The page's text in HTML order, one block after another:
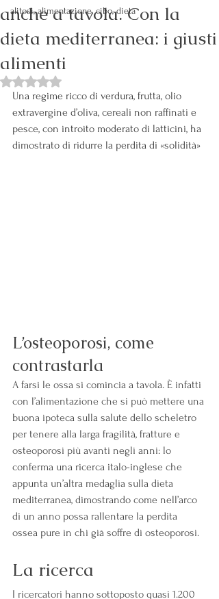
alitosi, alimentazione, cibo, dieta
anche a tavola. Con la
dieta mediterranea: i giusti
alimenti
Valutazione NaN stelle su 5.
Una regime ricco di verdura, frutta, olio
extravergine d’oliva, cereali non raffinati e
pesce, con introito moderato di latticini, ha
dimostrato di ridurre la perdita di «solidità»
L’osteoporosi, come
contrastarla
A farsi le ossa si comincia a tavola. È infatti
con l’alimentazione che si può mettere una
buona ipoteca sulla salute dello scheletro
per tenere alla larga fragilità, fratture e
osteoporosi più avanti negli anni: lo
conferma una ricerca italo-inglese che
appunta un’altra medaglia sulla dieta
mediterranea, dimostrando come nell’arco
di un anno possa rallentare la perdita
ossea pure in chi già soffre di osteoporosi.
La ricerca
I ricercatori hanno sottoposto quasi 1.200